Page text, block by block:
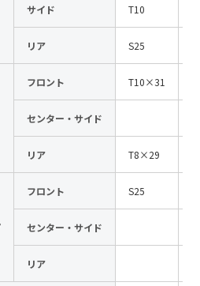
SL035
サイド T10
リア S25
フロント T10×31
センター・サイド
リア T8×29
フロント S25
センター・サイド
リア